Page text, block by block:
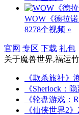
WOW《德拉
8278个视频 »
官网 专区 下载 礼包
关于魔兽世界,福运
《欺杀旅社》
《Sherlock：
《轮盘游戏：
《仙侠世界2